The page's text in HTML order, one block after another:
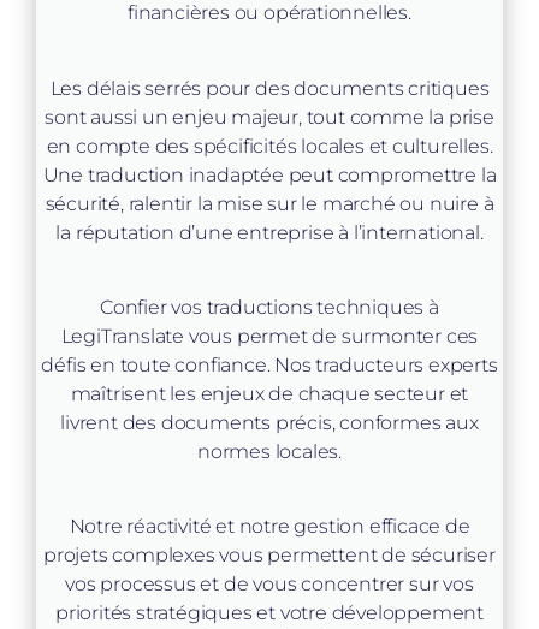
financières ou opérationnelles.
Les délais serrés pour des documents critiques
sont aussi un enjeu majeur, tout comme la prise
en compte des spécificités locales et culturelles.
Une traduction inadaptée peut compromettre la
sécurité, ralentir la mise sur le marché ou nuire à
la réputation d’une entreprise à l’international.
Confier vos traductions techniques à
LegiTranslate vous permet de surmonter ces
défis en toute confiance. Nos traducteurs experts
maîtrisent les enjeux de chaque secteur et
livrent des documents précis, conformes aux
normes locales.
Notre réactivité et notre gestion efficace de
projets complexes vous permettent de sécuriser
vos processus et de vous concentrer sur vos
priorités stratégiques et votre développement